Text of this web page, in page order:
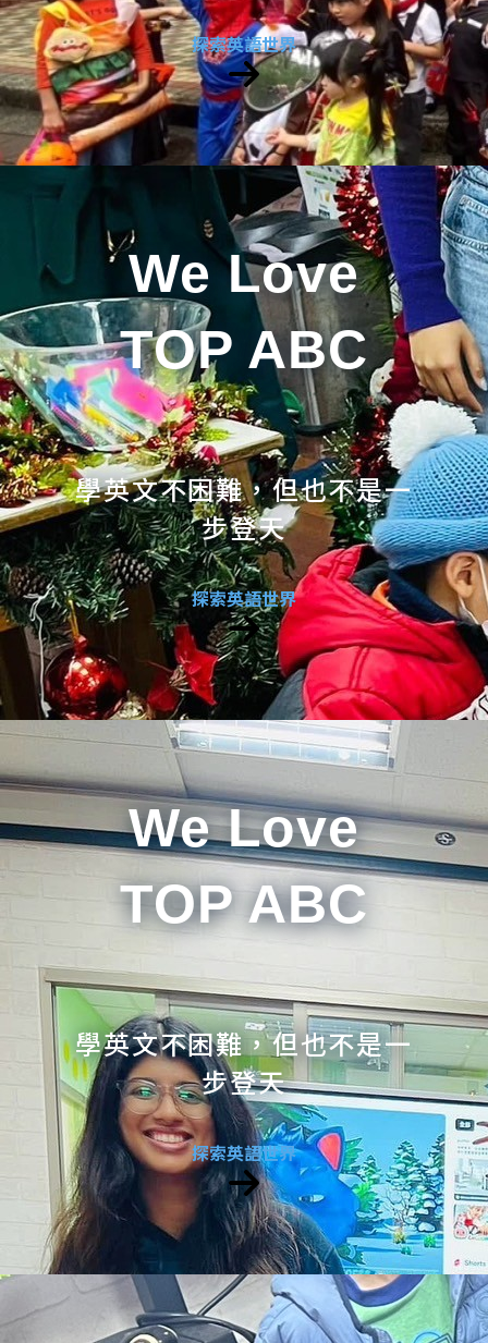
探索英語世界
We Love
TOP ABC
學英文不困難，但也不是一
步登天
探索英語世界
We Love
TOP ABC
學英文不困難，但也不是一
步登天
探索英語世界